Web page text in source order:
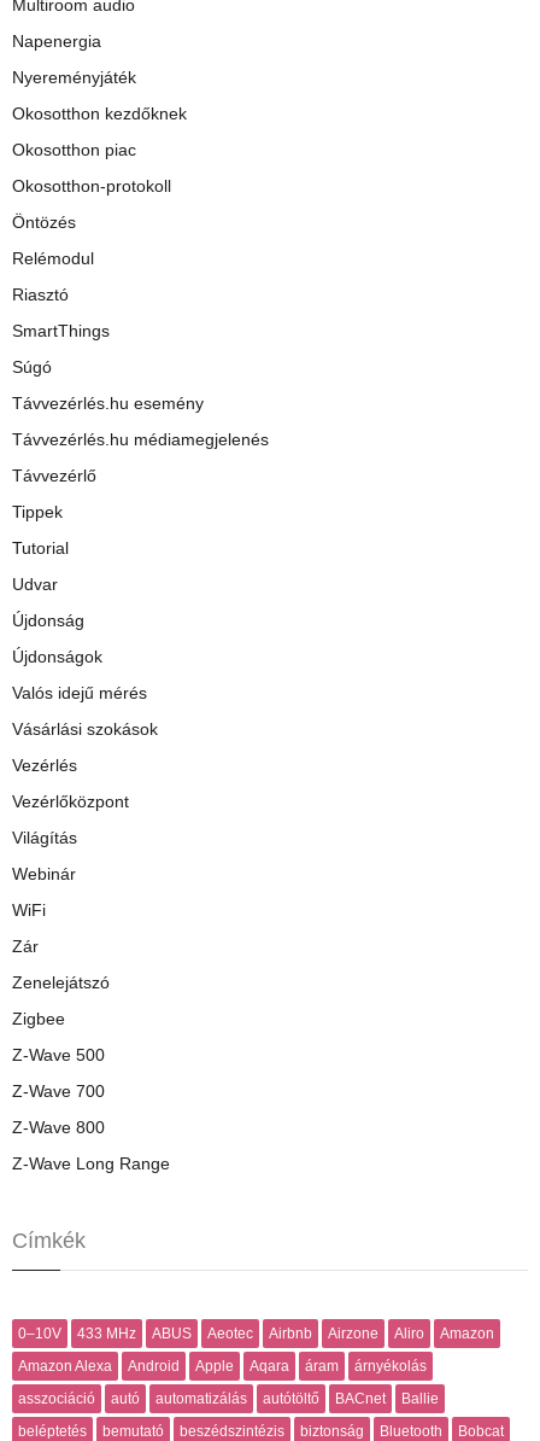
Multiroom audio
Napenergia
Nyereményjáték
Okosotthon kezdőknek
Okosotthon piac
Okosotthon-protokoll
Öntözés
Relémodul
Riasztó
SmartThings
Súgó
Távvezérlés.hu esemény
Távvezérlés.hu médiamegjelenés
Távvezérlő
Tippek
Tutorial
Udvar
Újdonság
Újdonságok
Valós idejű mérés
Vásárlási szokások
Vezérlés
Vezérlőközpont
Világítás
Webinár
WiFi
Zár
Zenelejátszó
Zigbee
Z-Wave 500
Z-Wave 700
Z-Wave 800
Z-Wave Long Range
Címkék
0–10V 433 MHz ABUS Aeotec Airbnb Airzone Aliro
Amazon
Amazon Alexa
Android Apple Aqara áram
árnyékolás
asszociáció
autó automatizálás autótöltő BACnet
Ballie
beléptetés
bemutató beszédszintézis biztonság Bluetooth
Bobcat